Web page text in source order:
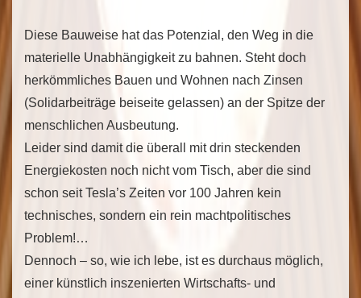
Diese Bauweise hat das Potenzial, den Weg in die
materielle Unabhängigkeit zu bahnen. Steht doch
herkömmliches Bauen und Wohnen nach Zinsen
(Solidarbeiträge beiseite gelassen) an der Spitze der
menschlichen Ausbeutung.
Leider sind damit die überall mit drin steckenden
Energiekosten noch nicht vom Tisch, aber die sind
schon seit Tesla’s Zeiten vor 100 Jahren kein
technisches, sondern ein rein machtpolitisches
Problem!…
Dennoch – so, wie ich lebe, ist es durchaus möglich,
einer künstlich inszenierten Wirtschafts- und